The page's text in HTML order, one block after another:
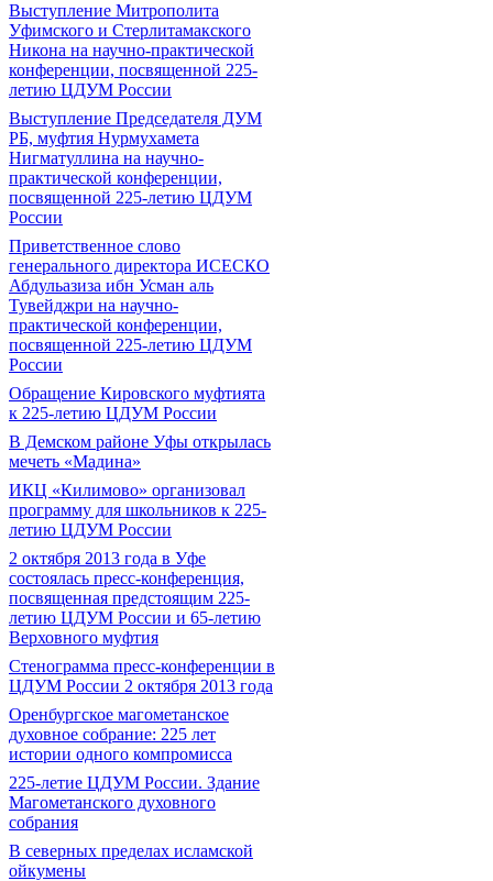
Выступление Митрополита
Уфимского и Стерлитамакского
Никона на научно-практической
конференции, посвященной 225-
летию ЦДУМ России
Выступление Председателя ДУМ
РБ, муфтия Нурмухамета
Нигматуллина на научно-
практической конференции,
посвященной 225-летию ЦДУМ
России
Приветственное слово
генерального директора ИСЕСКО
Абдульазиза ибн Усман аль
Тувейджри на научно-
практической конференции,
посвященной 225-летию ЦДУМ
России
Обращение Кировского муфтията
к 225-летию ЦДУМ России
В Демском районе Уфы открылась
мечеть «Мадина»
ИКЦ «Килимово» организовал
программу для школьников к 225-
летию ЦДУМ России
2 октября 2013 года в Уфе
состоялась пресс-конференция,
посвященная предстоящим 225-
летию ЦДУМ России и 65-летию
Верховного муфтия
Стенограмма пресс-конференции в
ЦДУМ России 2 октября 2013 года
Оренбургское магометанское
духовное собрание: 225 лет
истории одного компромисса
225-летие ЦДУМ России. Здание
Магометанского духовного
собрания
В северных пределах исламской
ойкумены